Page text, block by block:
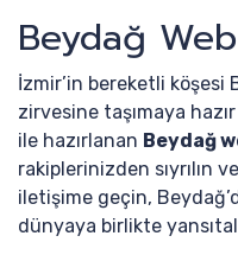
Beydağ
İzmir’in bereketli köşesi
zirvesine taşımaya hazır
ile hazırlanan Beydağ
rakiplerinizden sıyrılın
iletişime geçin,
dünyaya birlikte